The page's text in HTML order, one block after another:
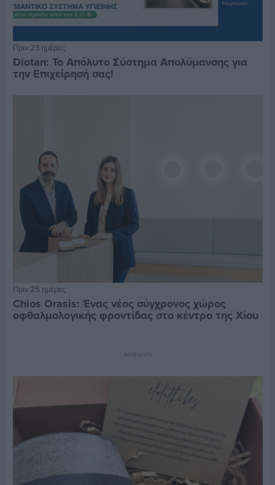
Πριν 23 ημέρες
Diotan: Το Απόλυτο Σύστημα Απολύμανσης για
την Επιχείρησή σας!
Πριν 25 ημέρες
Chios Orasis: Ένας νέος σύγχρονος χώρος
οφθαλμολογικής φροντίδας στο κέντρο της Χίου
Διαφήμιση